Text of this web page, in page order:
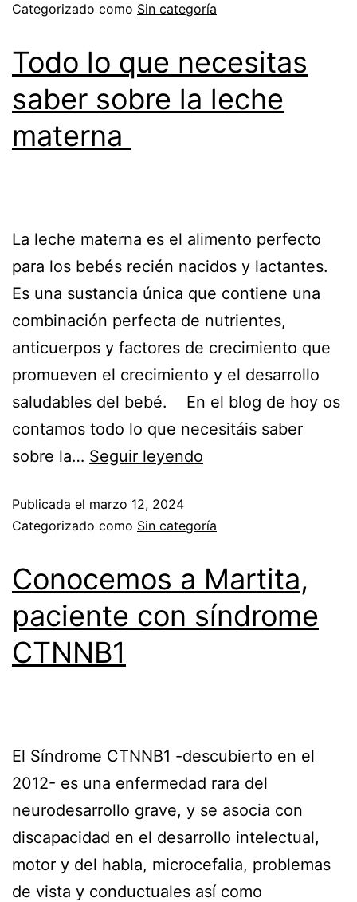
Categorizado como Sin categoría
Todo lo que necesitas
saber sobre la leche
materna
La leche materna es el alimento perfecto
para los bebés recién nacidos y lactantes.
Es una sustancia única que contiene una
combinación perfecta de nutrientes,
anticuerpos y factores de crecimiento que
promueven el crecimiento y el desarrollo
saludables del bebé. En el blog de hoy os
contamos todo lo que necesitáis saber
sobre la… Seguir leyendo
Publicada el marzo 12, 2024
Categorizado como Sin categoría
Conocemos a Martita,
paciente con síndrome
CTNNB1
El Síndrome CTNNB1 -descubierto en el
2012- es una enfermedad rara del
neurodesarrollo grave, y se asocia con
discapacidad en el desarrollo intelectual,
motor y del habla, microcefalia, problemas
de vista y conductuales así como